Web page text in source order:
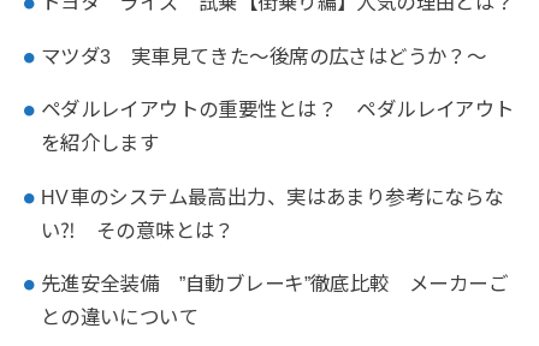
マツダ3 実車見てきた～後席の広さはどうか？～
ペダルレイアウトの重要性とは？ ペダルレイアウト
を紹介します
HV車のシステム最高出力、実はあまり参考にならな
い⁈ その意味とは？
先進安全装備 ”自動ブレーキ”徹底比較 メーカーご
との違いについて